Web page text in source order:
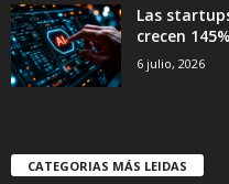
Las
crecen
6 julio, 2026
CATEGORIAS MÁS LEIDAS